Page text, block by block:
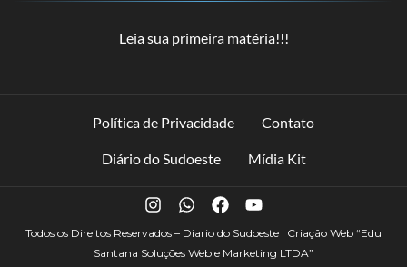
Leia sua primeira matéria!!!
Política de Privacidade Contato
Diário do Sudoeste Mídia Kit
Todos os Direitos Reservados – Diario do Sudoeste | Criação Web “Edu
Santana Soluções Web e Marketing LTDA”